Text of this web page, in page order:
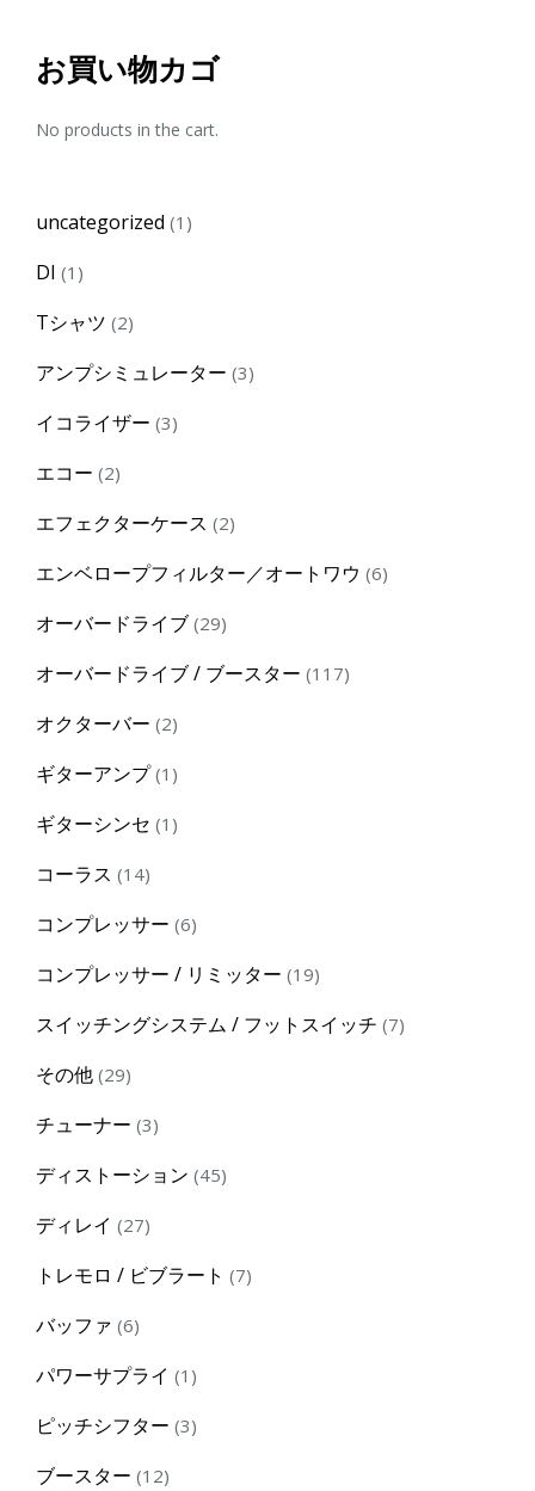
お買い物カゴ
No products in the cart.
uncategorized 1 1
DI 1 1
Tシャツ 22
アンプシミュレーター 33
イコライザー 33
エコー 22
エフェクターケース 22
エンベロープフィルター／オートワウ 66
オーバードライブ 2929
オーバードライブ / ブースター 117117
オクターバー 22
ギターアンプ 1 1
ギターシンセ 1 1
コーラス 1414
コンプレッサー 66
コンプレッサー / リミッター 1919
スイッチングシステム / フットスイッチ 77
その他 2929
チューナー 33
ディストーション 4545
ディレイ 2727
トレモロ / ビブラート 77
バッファ 66
パワーサプライ 1 1
ピッチシフター 33
ブースター 1212